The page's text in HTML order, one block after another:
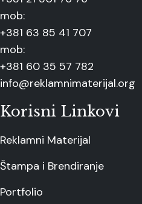
mob:
+381 63 85 41 707
mob:
+381 60 35 57 782
info@reklamnimaterijal.org
Korisni Linkovi
Reklamni Materijal
Štampa i Brendiranje
Portfolio